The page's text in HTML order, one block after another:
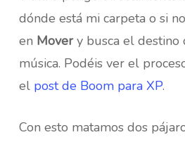
dónde está mi carpeta o si
en Movery busca el destino
música. Podéis ver el
el post de Boom para XP.
Con esto matamos dos